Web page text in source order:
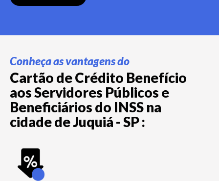
Conheça as vantagens do
Cartão de Crédito Benefício
aos Servidores Públicos e
Beneficiários do INSS na
cidade de Juquiá - SP :